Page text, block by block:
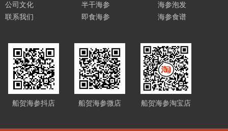
公司文化
联系我们
半干海参
即食海参
海参泡发
海参食谱
船贺海参抖店 船贺海参微店 船贺海参淘宝店